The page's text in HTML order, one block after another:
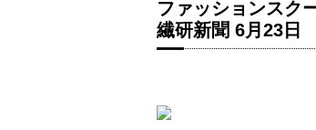
ファッションスク
繊研新聞 6月23日